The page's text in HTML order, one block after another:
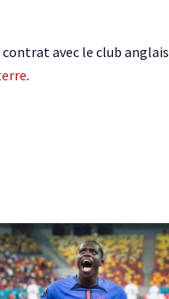
contrat avec le club anglais
.